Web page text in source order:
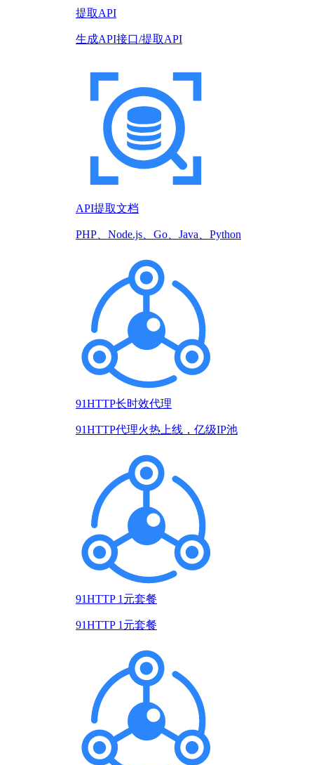
提取API
生成API接口/提取API
API提取文档
PHP、Node.js、Go、Java、Python
91HTTP长时效代理
91HTTP代理火热上线，亿级IP池
91HTTP 1元套餐
91HTTP 1元套餐